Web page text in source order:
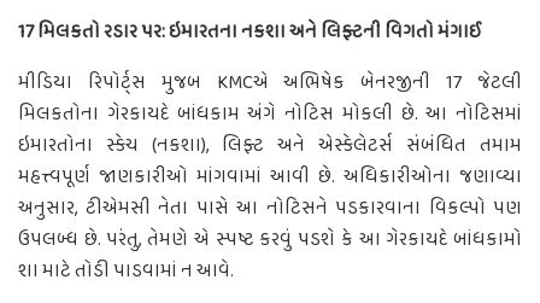
17 મિલકતો રડાર પર: ઇમારતના નકશા અને લિફ્ટની વિગતો મંગાઈ
મીડિયા રિપોર્ટ્સ મુજબ KMCએ અભિષેક બેનરજીની 17 જેટલી
મિલકતોના ગેરકાયદે બાંધકામ અંગે નોટિસ મોકલી છે. આ નોટિસમાં
ઇમારતોના સ્કેચ (નકશા), લિફ્ટ અને એસ્કેલેટર્સ સંબંધિત તમામ
મહત્ત્વપૂર્ણ જાણકારીઓ માંગવામાં આવી છે. અધિકારીઓના જણાવ્યા
અનુસાર, ટીએમસી નેતા પાસે આ નોટિસને પડકારવાના વિકલ્પો પણ
ઉપલબ્ધ છે. પરંતુ, તેમણે એ સ્પષ્ટ કરવું પડશે કે આ ગેરકાયદે બાંધકામો
શા માટે તોડી પાડવામાં ન આવે.